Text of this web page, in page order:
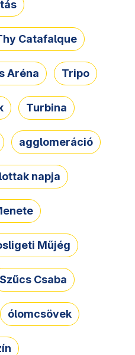
Catafalque
Aréna Tripo
Turbina
agglomeráció
napja
Műjég
Szűcs Csaba
ólomcsövek